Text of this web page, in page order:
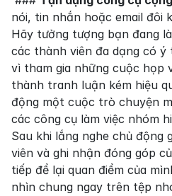
nói, tin nhắn hoặc email đôi
Hãy tưởng tượng bạn đang
các thành viên đa dạng có
vì tham gia những cuộc họp
thành tranh luận kém hiệu
động một cuộc trò chuyện
các công cụ làm việc nhóm
Sau khi lắng nghe chủ động
viên và ghi nhận đóng góp
tiếp để lại quan điểm của
nhìn chung ngay trên tệp